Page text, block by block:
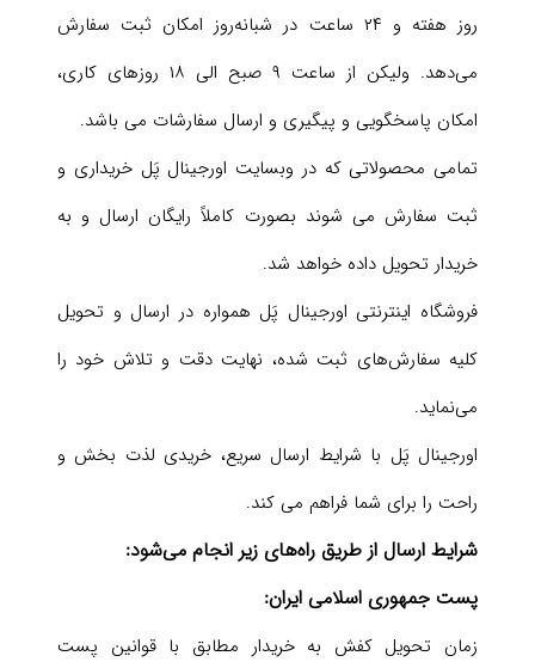
روز هفته و ۲۴ ساعت در شبانه‌روز امکان ثبت سفارش
می‌‏دهد. ولیکن از ساعت ۹ صبح الی ۱۸ روزهای کاری،
امکان پاسخگویی و پیگیری و ارسال سفارشات می باشد.
تمامی محصولاتی که در وبسایت اورجینال پَل خریداری و
ثبت سفارش می شوند بصورت کاملاً رایگان ارسال و به
خریدار تحویل داده خواهد شد.
فروشگاه اینترنتی اورجینال پَل همواره در ارسال و تحویل
کلیه سفارش‌‏های ثبت شده، نهایت دقت و تلاش خود را
می‏‌نماید.
اورجینال پَل با شرایط ارسال سریع‌، خریدی لذت بخش و
راحت را برای شما فراهم می کند.
شرایط ارسال از طریق راه‌های زیر انجام می‌شود:
پست جمهوری اسلامی ایران:
زمان تحویل کفش به خریدار مطابق با قوانین پست